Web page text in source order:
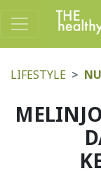
LIFESTYLE